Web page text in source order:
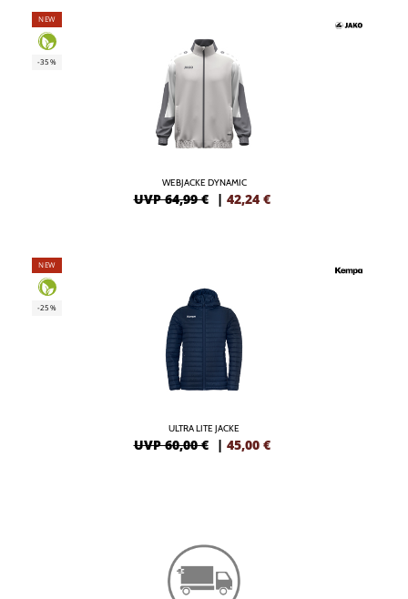
NEW
-35%
WEBJACKE DYNAMIC
UVP 64,99 € | 42,24 €
NEW
-25%
ULTRA LITE JACKE
UVP 60,00 € | 45,00 €